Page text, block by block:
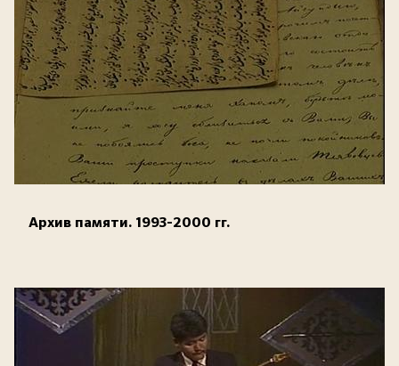
Архив памяти. 1993-2000 гг.